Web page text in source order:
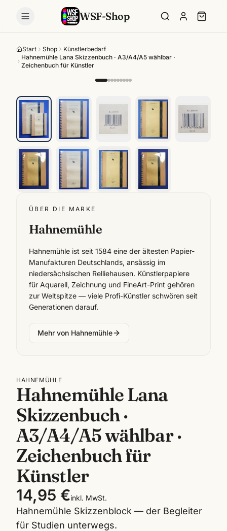
WSF-Shop
Start Shop
Künstlerbedarf
Hahnemühle Lana Skizzenbuch · A3/A4/A5 wählbar ·
Zeichenbuch für Künstler
ÜBER DIE MARKE
Hahnemühle
Hahnemühle ist seit 1584 eine der ältesten Papier-
Manufakturen Deutschlands, ansässig im
niedersächsischen Relliehausen. Künstlerpapiere
für Aquarell, Zeichnung und FineArt-Print gehören
zur Weltspitze — viele Profi-Künstler schwören seit
Generationen darauf.
Mehr von Hahnemühle
HAHNEMÜHLE
Hahnemühle Lana
Skizzenbuch ·
A3/A4/A5 wählbar ·
Zeichenbuch für
Künstler
14,95 €inkl. MwSt.
Hahnemühle Skizzenblock — der Begleiter
für Studien unterwegs.